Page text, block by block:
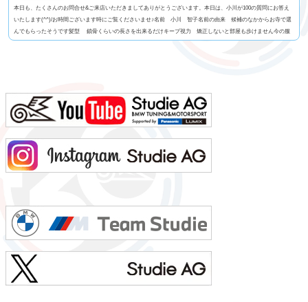
本日も、たくさんのお問合せ&ご来店いただきましてありがとうございます。本日は、小川が100の質問にお答え
いたします(^^)/お時間ございます時にご覧くださいませ♪名前 小川 智子名前の由来 候補のなかからお寺で選
んでもらったそうです髪型 鎖骨くらいの長さを出来るだけキープ視力 矯正しないと部屋も歩けません今の服